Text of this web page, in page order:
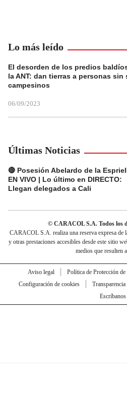
Lo más leído
El desorden de los predios
la ANT: dan tierras a personas sin
campesinos
06/09/2023
Últimas Noticias
🔴 Posesión Abelardo de la
EN VIVO | Lo último en DIRECTO:
Llegan delegados a Cali
© CARACOL S.A. Todos los
CARACOL S.A. realiza una reserva expresa de
y otras prestaciones accesibles desde este sitio
medios que resulten
Aviso legal Política de Protección de
Configuración de cookies
Transparencia
Escríbanos